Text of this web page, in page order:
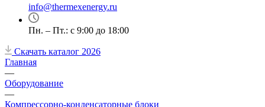
info@thermexenergy.ru
Пн. – Пт.: с 9:00 до 18:00
Скачать каталог 2026
Главная
—
Оборудование
—
Компрессорно-конденсаторные блоки